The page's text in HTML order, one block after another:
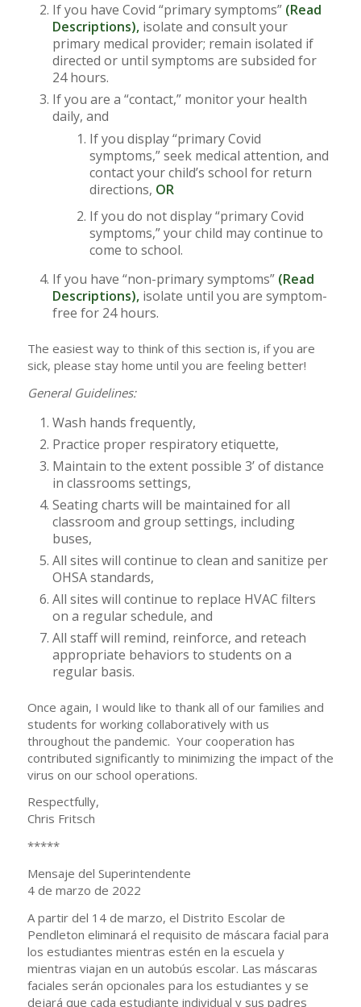
If you have Covid “primary symptoms” (Read
Descriptions),isolate and consult your
primary medical provider; remain isolated if
directed or until symptoms are subsided for
24 hours.
If you are a “contact,” monitor your health
daily, and
If you display “primary Covid
symptoms,” seek medical attention, and
contact your child’s school for return
directions, OR
If you do not display “primary Covid
symptoms,” your child may continue to
come to school.
If you have “non-primary symptoms” (Read
Descriptions), isolate until you are symptom-
free for 24 hours.
The easiest way to think of this section is, if you are
sick, please stay home until you are feeling better!
General Guidelines:
Wash hands frequently,
Practice proper respiratory etiquette,
Maintain to the extent possible 3’ of distance
in classrooms settings,
Seating charts will be maintained for all
classroom and group settings, including
buses,
All sites will continue to clean and sanitize per
OHSA standards,
All sites will continue to replace HVAC filters
on a regular schedule, and
All staff will remind, reinforce, and reteach
appropriate behaviors to students on a
regular basis.
Once again, I would like to thank all of our families and
students for working collaboratively with us
throughout the pandemic. Your cooperation has
contributed significantly to minimizing the impact of the
virus on our school operations.
Respectfully,
Chris Fritsch
*****
Mensaje del Superintendente
4 de marzo de 2022
A partir del 14 de marzo, el Distrito Escolar de
Pendleton eliminará el requisito de máscara facial para
los estudiantes mientras estén en la escuela y
mientras viajan en un autobús escolar. Las máscaras
faciales serán opcionales para los estudiantes y se
dejará que cada estudiante individual y sus padres